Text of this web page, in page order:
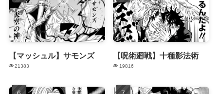
【マッシュル】サモンズ
21383
【呪術廻戦】十種影法術
19816